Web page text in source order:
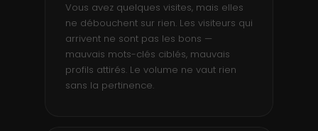
Vous avez quelques visites, mais elles
ne débouchent sur rien. Les visiteurs qui
arrivent ne sont pas les bons —
mauvais mots-clés ciblés, mauvais
profils attirés. Le volume ne vaut rien
sans la pertinence.